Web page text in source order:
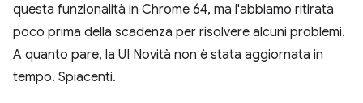
questa funzionalità in Chrome 64, ma l'abbiamo ritirata
poco prima della scadenza per risolvere alcuni problemi.
A quanto pare, la UI Novità non è stata aggiornata in
tempo. Spiacenti.